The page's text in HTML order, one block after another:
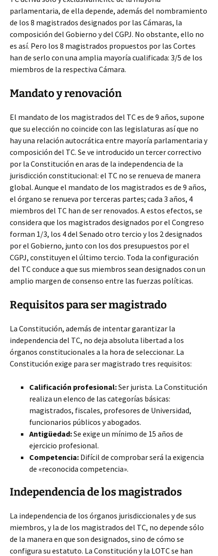
parlamentaria, de ella depende, además del nombramiento
de los 8 magistrados designados por las Cámaras, la
composición del Gobierno y del CGPJ. No obstante, ello no
es así. Pero los 8 magistrados propuestos por las Cortes
han de serlo con una amplia mayoría cualificada: 3/5 de los
miembros de la respectiva Cámara.
Mandato y renovación
El mandato de los magistrados del TC es de 9 años, supone
que su elección no coincide con las legislaturas así que no
hay una relación autocrática entre mayoría parlamentaria y
composición del TC. Se ve introducido un tercer correctivo
por la Constitución en aras de la independencia de la
jurisdicción constitucional: el TC no se renueva de manera
global. Aunque el mandato de los magistrados es de 9 años,
el órgano se renueva por terceras partes; cada 3 años, 4
miembros del TC han de ser renovados. A estos efectos, se
considera que los magistrados designados por el Congreso
forman 1/3, los 4 del Senado otro tercio y los 2 designados
por el Gobierno, junto con los dos presupuestos por el
CGPJ, constituyen el último tercio. Toda la configuración
del TC conduce a que sus miembros sean designados con un
amplio margen de consenso entre las fuerzas políticas.
Requisitos para ser magistrado
La Constitución, además de intentar garantizar la
independencia del TC, no deja absoluta libertad a los
órganos constitucionales a la hora de seleccionar. La
Constitución exige para ser magistrado tres requisitos:
Calificación profesional:Ser jurista. La Constitución
realiza un elenco de las categorías básicas:
magistrados, fiscales, profesores de Universidad,
funcionarios públicos y abogados.
Antigüedad:Se exige un mínimo de 15 años de
ejercicio profesional.
Competencia: Difícil de comprobar será la exigencia
de «reconocida competencia».
Independencia de los magistrados
La independencia de los órganos jurisdiccionales y de sus
miembros, y la de los magistrados del TC, no depende sólo
de la manera en que son designados, sino de cómo se
configura su estatuto. La Constitución y la LOTC se han